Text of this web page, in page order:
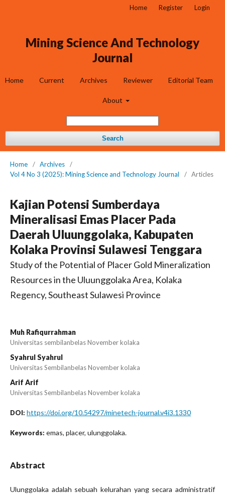
Mining Science And Technology
Journal
Home Current Archives Reviewer Editorial Team
About
Search
Home Register Login
Home / Archives
/
Vol 4 No 3 (2025): Mining Science and Technology Journal
/ Articles
Kajian Potensi Sumberdaya
Mineralisasi Emas Placer Pada
Daerah Uluunggolaka, Kabupaten
Kolaka Provinsi Sulawesi Tenggara
Study of the Potential of Placer Gold Mineralization
Resources in the Uluunggolaka Area, Kolaka
Regency, Southeast Sulawesi Province
Muh Rafiqurrahman
Universitas sembilanbelas November kolaka
Syahrul Syahrul
Universitas Sembilanbelas November kolaka
Arif Arif
Universitas Sembilanbelas November kolaka
DOI: https://doi.org/10.54297/minetech-journal.v4i3.1330
Keywords: emas, placer, ulunggolaka.
Abstract
Ulunggolaka adalah sebuah kelurahan yang secara administratif